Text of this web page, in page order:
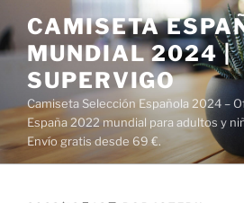
al
contenido
CAMISETA
MUNDIAL 2024 |
SUPERVIGO
Camiseta Selección Española 2024 –
España 2022 mundial para adultos y
Envío gratis desde 69 €.